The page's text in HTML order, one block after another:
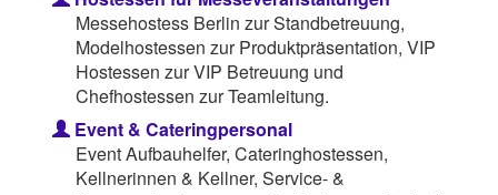
Messehostess Berlin zur Standbetreuung,
Modelhostessen zur Produktpräsentation, VIP
Hostessen zur VIP Betreuung und
Chefhostessen zur Teamleitung.
Event & Cateringpersonal
Event Aufbauhelfer, Cateringhostessen,
Kellnerinnen & Kellner, Service- &